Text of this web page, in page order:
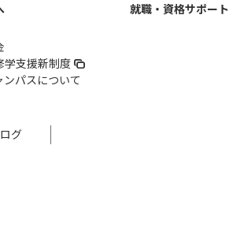
学支援新制度
ンパスについて
就職・資格サポート
グ